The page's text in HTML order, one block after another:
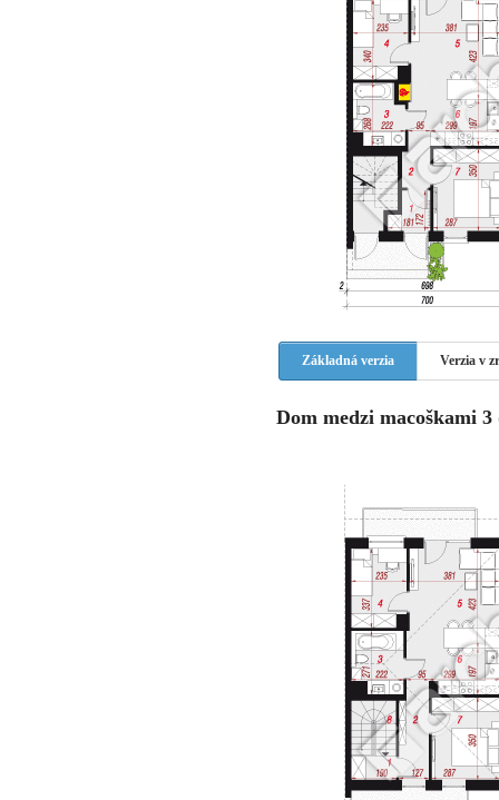
Základná verzia Verzia v
Dom medzi macoškami